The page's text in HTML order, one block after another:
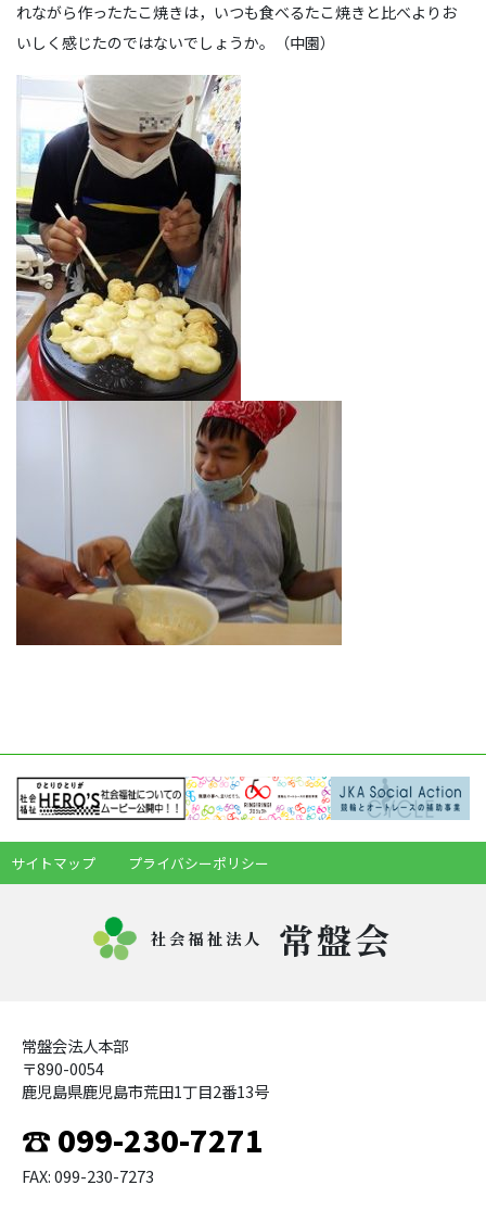
れながら作ったたこ焼きは，いつも食べるたこ焼きと比べよりお
いしく感じたのではないでしょうか。（中園）
サイトマップ プライバシーポリシー
社会福祉法人 常盤会
常盤会法人本部
〒890-0054
鹿児島県鹿児島市荒田1丁目2番13号
☎ 099-230-7271
FAX: 099-230-7273